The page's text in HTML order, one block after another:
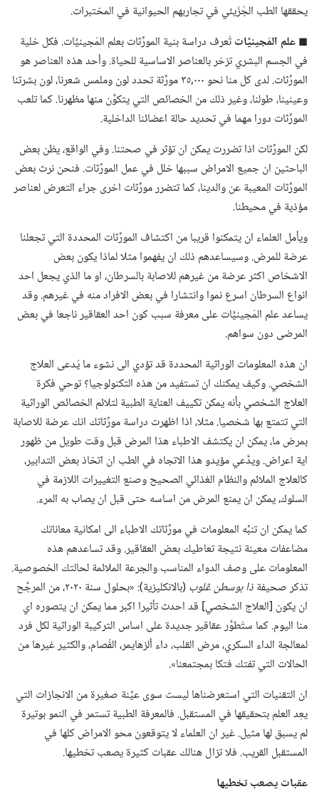
يحققها الطب الجُزَيئي في تجاربهم الحيوانية في المختبرات.‏
◼علم المَجينيَّاتتُعرف دراسة بنية المورِّثات بعلم المَجينيَّات.‏ فكل خلية
في الجسم البشري تزخر بالعناصر الاساسية للحياة.‏ وأحد هذه العناصر هو
المورِّثات.‏ لدى كل منا نحو ٠٠٠‏,٣٥ مورِّثة تحدد لون وملمس شعرنا،‏ لون بشرتنا
وعينينا،‏ طولنا،‏ وغير ذلك من الخصائص التي يتكوَّن منها مظهرنا.‏ كما تلعب
المورِّثات دورا مهما في تحديد حالة اعضائنا الداخلية.‏
لكن المورِّثات اذا تضررت يمكن ان تؤثر في صحتنا.‏ وفي الواقع،‏ يظن بعض
الباحثين ان جميع الامراض سببها خلل في عمل المورِّثات.‏ فنحن نرث بعض
المورِّثات المعيبة عن والدينا،‏ كما تتضرر مورِّثات اخرى جراء التعرض لعناصر
مؤذية في محيطنا.‏
ويأمل العلماء ان يتمكنوا قريبا من اكتشاف المورِّثات المحددة التي تجعلنا
عرضة للمرض.‏ وسيساعدهم ذلك ان يفهموا مثلا لماذا يكون بعض
الاشخاص اكثر عرضة من غيرهم للاصابة بالسرطان،‏ او ما الذي يجعل احد
انواع السرطان اسرع نموا وانتشارا في بعض الافراد منه في غيرهم.‏ وقد
يساعد علم المَجينيَّات على معرفة سبب كون احد العقاقير ناجعا في بعض
المرضى دون سواهم.‏
ان هذه المعلومات الوراثية المحددة قد تؤدي الى نشوء ما يُدعى العلاج
الشخصي.‏ وكيف يمكنك ان تستفيد من هذه التكنولوجيا؟‏ توحي فكرة
العلاج الشخصي بأنه يمكن تكييف العناية الطبية لتلائم الخصائص الوراثية
التي تتمتع بها شخصيا.‏ مثلا،‏ اذا اظهرت دراسة مورِّثاتك انك عرضة للاصابة
بمرض ما،‏ يمكن ان يكتشف الاطباء هذا المرض قبل وقت طويل من ظهور
اية اعراض.‏ ويدَّعي مؤيدو هذا الاتجاه في الطب ان اتخاذ بعض التدابير،‏
كالعلاج الملائم والنظام الغذائي الصحيح وصنع التغييرات اللازمة في
السلوك،‏ يمكن ان يمنع المرض من اساسه حتى قبل ان يصاب به المرء.‏
كما يمكن ان تنبِّه المعلومات في مورِّثاتك الاطباء الى امكانية معاناتك
مضاعفات معينة نتيجة تعاطيك بعض العقاقير.‏ وقد تساعدهم هذه
المعلومات على وصف الدواء المناسب والجرعة الملائمة لحالتك الخصوصية.‏
تذكر صحيفةذا بوسطن ڠلوب
‏(‏بالانكليزية)‏:‏ «بحلول سنة ٢٠٢٠،‏ من المرجَّح
ان يكون [العلاج الشخصي] قد احدث تأثيرا اكبر مما يمكن ان يتصوره اي
منا اليوم.‏ كما ستُطوَّر عقاقير جديدة على اساس التركيبة الوراثية لكل فرد
لمعالجة الداء السكري،‏ مرض القلب،‏ داء ألزهايمر،‏ الفُصام،‏ والكثير غيرها من
الحالات التي تفتك فتكا بمجتمعنا».‏
ان التقنيات التي استعرضناها ليست سوى عيِّنة صغيرة من الانجازات التي
يعِد العلم بتحقيقها في المستقبل.‏ فالمعرفة الطبية تستمر في النمو بوتيرة
لم يسبق لها مثيل.‏ غير ان العلماء لا يتوقعون محو الامراض كلها في
المستقبل القريب.‏ فلا تزال هنالك عقبات كثيرة يصعب تخطيها.‏
عقبات يصعب تخطيها